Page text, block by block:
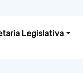
Legislativa